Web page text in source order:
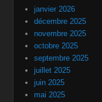
janvier 2026
décembre 2025
novembre 2025
octobre 2025
septembre 2025
juillet 2025
juin 2025
mai 2025